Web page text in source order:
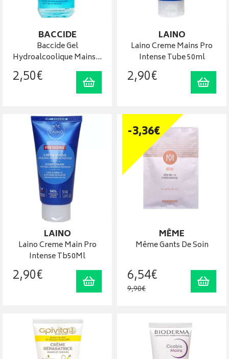
BACCIDE
Baccide Gel
Hydroalcoolique Mains…
2,50€ Ajouter au panier
LAINO
Laino Creme Mains Pro
Intense Tube 50ml
2,90€
LAINO
Laino Creme Main Pro
Intense Tb50Ml
2,90€ Ajouter au panier
MÊME
Même Gants De Soin
6,54€
9,90€
-3,36€